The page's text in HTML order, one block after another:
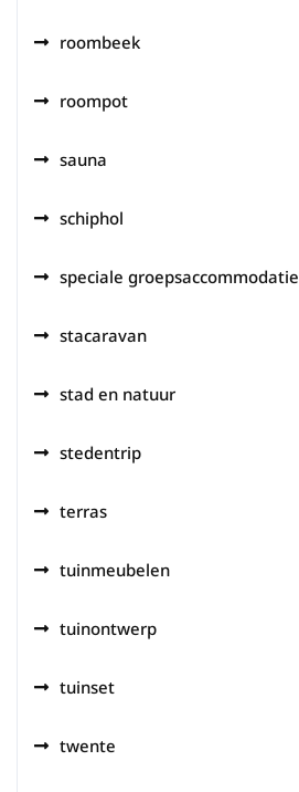
roombeek
roompot
sauna
schiphol
speciale groepsaccommodatie
stacaravan
stad en natuur
stedentrip
terras
tuinmeubelen
tuinontwerp
tuinset
twente